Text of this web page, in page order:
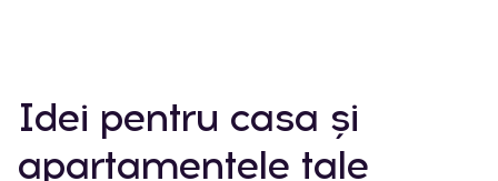
Idei pentru casa și
apartamentele tale